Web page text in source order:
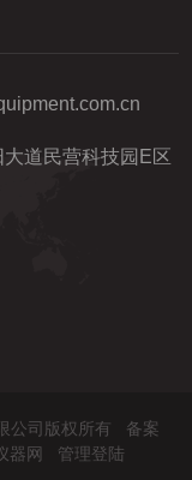
道民营科技园E区
公司版权所有 备案
器网 管理登陆